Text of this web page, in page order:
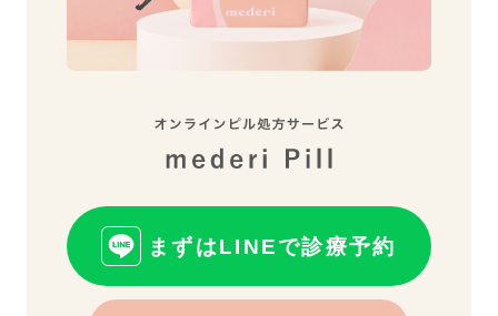
まずはLINEで診療予約